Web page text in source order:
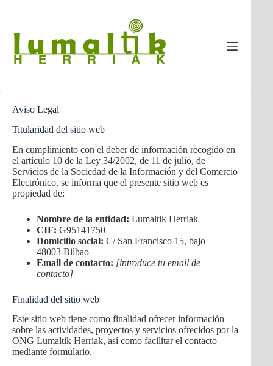
Aviso Legal
Titularidad del sitio web
En cumplimiento con el deber de información recogido en
el artículo 10 de la Ley 34/2002, de 11 de julio, de
Servicios de la Sociedad de la Información y del Comercio
Electrónico, se informa que el presente sitio web es
propiedad de:
Nombre de la entidad: Lumaltik Herriak
CIF: G95141750
Domicilio social: C/ San Francisco 15, bajo –
48003 Bilbao
Email de contacto: [introduce tu email de
contacto]
Finalidad del sitio web
Este sitio web tiene como finalidad ofrecer información
sobre las actividades, proyectos y servicios ofrecidos por la
ONG Lumaltik Herriak, así como facilitar el contacto
mediante formulario.